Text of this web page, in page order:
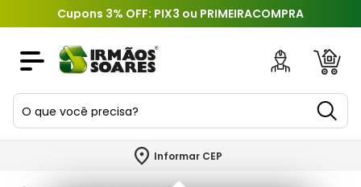
Cupons 3% OFF: PIX3 ou PRIMEIRACOMPRA
O que você precisa?
Informar CEP
TERMOS MAIS BUSCADOS